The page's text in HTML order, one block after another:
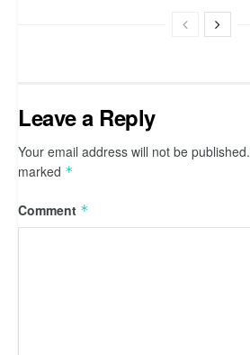
Leave a Reply
Your email address will not be published.
marked *
Comment *